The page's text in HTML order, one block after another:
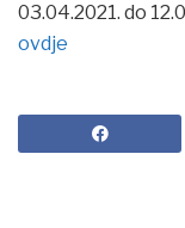
03.04.2021. do
ovdje